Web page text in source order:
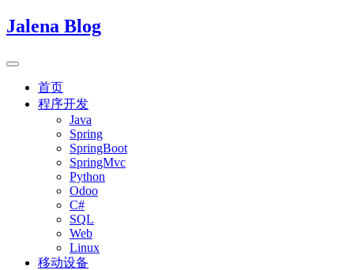
Jalena Blog
首页
程序开发
Java
Spring
SpringBoot
SpringMvc
Python
Odoo
C#
SQL
Web
Linux
移动设备